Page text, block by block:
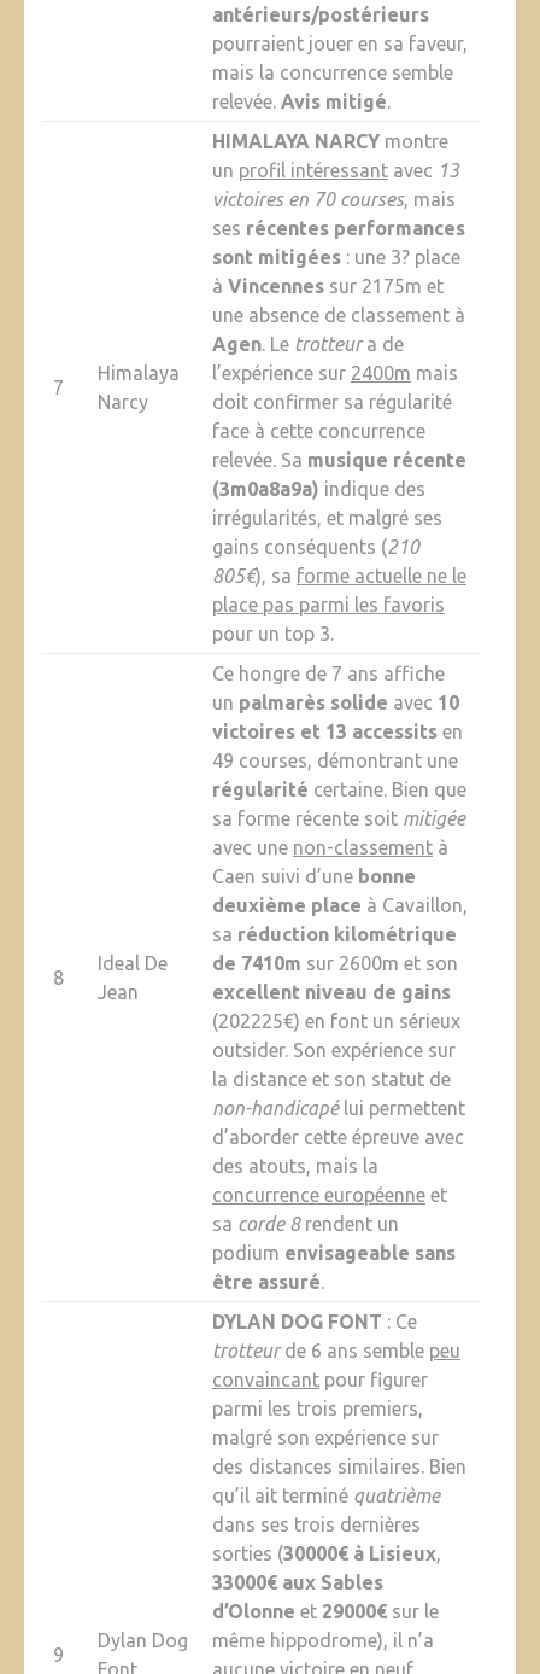
antérieurs/postérieurs
pourraient jouer en sa faveur,
mais la concurrence semble
relevée. Avis mitigé.
7
Himalaya
Narcy
HIMALAYA NARCYmontre
un profil intéressantavec 13
victoires en 70 courses, mais
ses récentes performances
sont mitigées: une 3? place
à Vincennessur 2175m et
une absence de classement à
Agen. Le trotteura de
l’expérience sur 2400m mais
doit confirmer sa régularité
face à cette concurrence
relevée. Sa musique récente
(3m0a8a9a) indique des
irrégularités, et malgré ses
gains conséquents (210
805€), sa forme actuelle ne le
place pas parmi les favoris
pour un top 3.
8
Ideal De
Jean
Ce hongre de 7 ans affiche
un palmarès solide avec 10
victoires et 13 accessitsen
49 courses, démontrant une
régularité certaine. Bien que
sa forme récente soit mitigée
avec une non-classementà
Caen suivi d’une bonne
deuxième place à Cavaillon,
sa réduction kilométrique
de 7410m sur 2600m et son
excellent niveau de gains
(202225€) en font un sérieux
outsider. Son expérience sur
la distance et son statut de
non-handicapélui permettent
d’aborder cette épreuve avec
des atouts, mais la
concurrence européenneet
sa corde 8rendent un
podium envisageable sans
être assuré.
9
Dylan Dog
Font
DYLAN DOG FONT : Ce
trotteurde 6 ans semble peu
convaincantpour figurer
parmi les trois premiers,
malgré son expérience sur
des distances similaires. Bien
qu’il ait terminé quatrième
dans ses trois dernières
sorties (30000€ à Lisieux,
33000€ aux Sables
d’Olonne et 29000€sur le
même hippodrome), il n’a
aucune victoireen neuf